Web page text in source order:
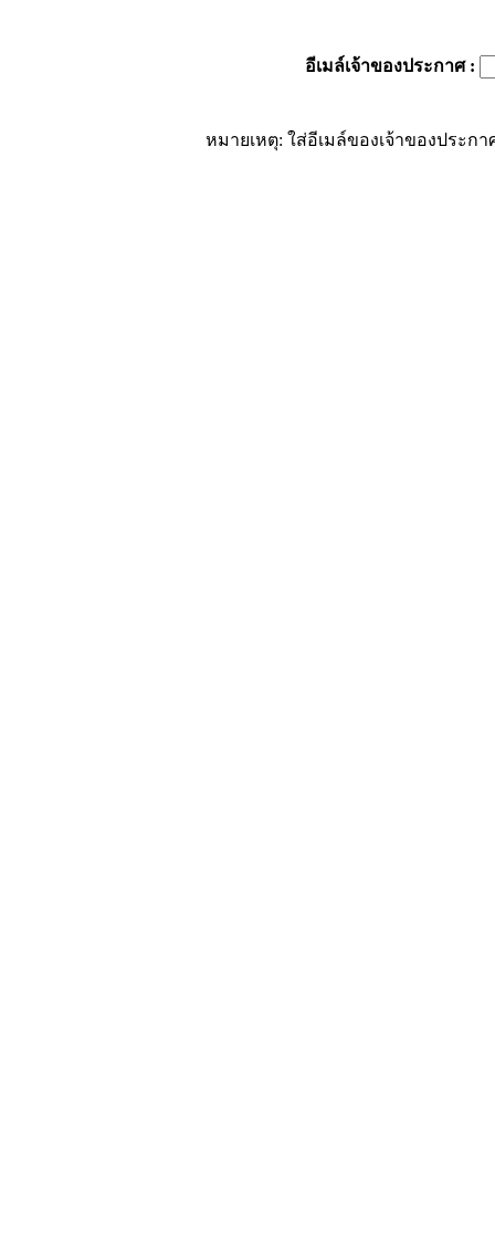
อีเมล์เจ้าของประกาศ:
หมายเหตุ: ใส่อีเมล์ของเจ้าของประก